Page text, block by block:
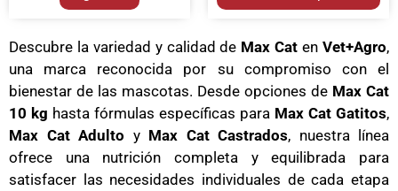
Descubre la variedad y calidad de Max Cat enVet+Agro,
una marca reconocida por su compromiso con el
bienestar de las mascotas. Desde opciones de Max Cat
10 kg hasta fórmulas específicas para Max Cat Gatitos,
Max Cat Adulto y Max Cat Castrados, nuestra línea
ofrece una nutrición completa y equilibrada para
satisfacer las necesidades individuales de cada etapa